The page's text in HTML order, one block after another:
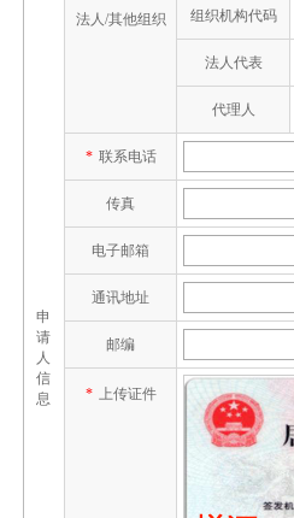
申
请
人
信
息
法人/其他组织 组织机构代码
法人代表
代理人
* 联系电话
传真
电子邮箱
通讯地址
邮编
* 上传证件